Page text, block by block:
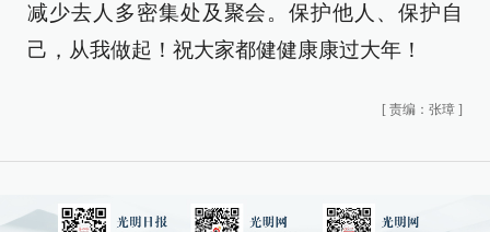
减少去人多密集处及聚会。保护他人、保护自
己，从我做起！祝大家都健健康康过大年！
[ 责编：张璋 ]